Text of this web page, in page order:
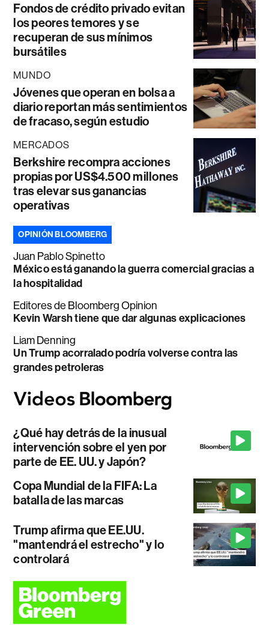
Fondos de crédito privado evitan
los peores temores y se
recuperan de sus mínimos
bursátiles
MUNDO
Jóvenes que operan en bolsa a
diario reportan más sentimientos
de fracaso, según estudio
MERCADOS
Berkshire recompra acciones
propias por US$4.500 millones
tras elevar sus ganancias
operativas
OPINIÓN BLOOMBERG
Juan Pablo Spinetto
México está ganando la guerra comercial gracias a
la hospitalidad
Editores de Bloomberg Opinion
Kevin Warsh tiene que dar algunas explicaciones
Liam Denning
Un Trump acorralado podría volverse contra las
grandes petroleras
¿Qué hay detrás de la inusual
intervención sobre el yen por
parte de EE. UU. y Japón?
Copa Mundial de la FIFA: La
batalla de las marcas
Trump afirma que EE.UU.
"mantendrá el estrecho" y lo
controlará